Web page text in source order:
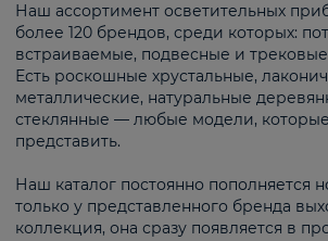
Наш ассортимент осветительных
более 120 брендов, среди которых:
встраиваемые, подвесные и
Есть роскошные хрустальные,
металлические, натуральные
стеклянные — любые модели,
представить.
Наш каталог постоянно пополняется
только у представленного бренда
коллекция, она сразу появляется в